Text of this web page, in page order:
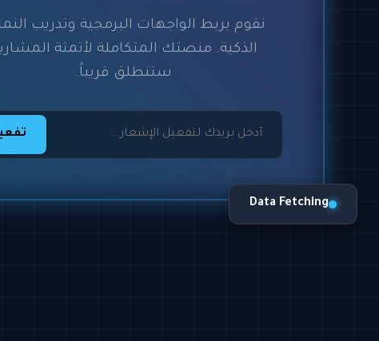
نقوم بربط الواجهات البرمجية وتدريب
الذكية. منصتك المتكاملة لأتمتة
ستنطلق قريباً.
Data Fetching